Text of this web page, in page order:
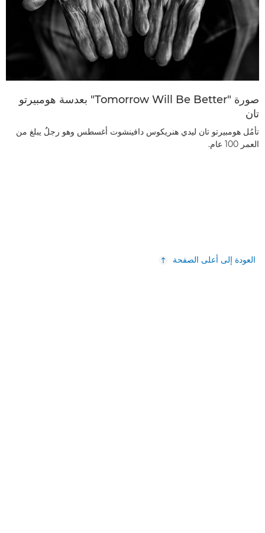
صورة "Tomorrow Will Be Better" بعدسة هومبيرتو
تان
تأمُل هومبيرتو تان ليدي هنريكوس دافينشوت أغسطس وهو رجلٌ يبلغ من
العمر 100 عام.
العودة إلى أعلى الصفحة